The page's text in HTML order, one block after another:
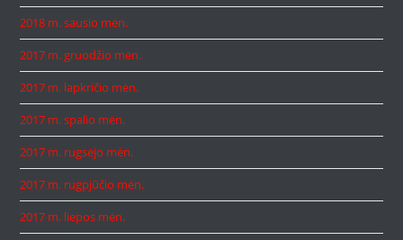
2018 m. sausio mėn.
2017 m. gruodžio mėn.
2017 m. lapkričio mėn.
2017 m. spalio mėn.
2017 m. rugsėjo mėn.
2017 m. rugpjūčio mėn.
2017 m. liepos mėn.